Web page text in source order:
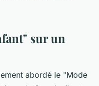
sur un
abordé le "Mode